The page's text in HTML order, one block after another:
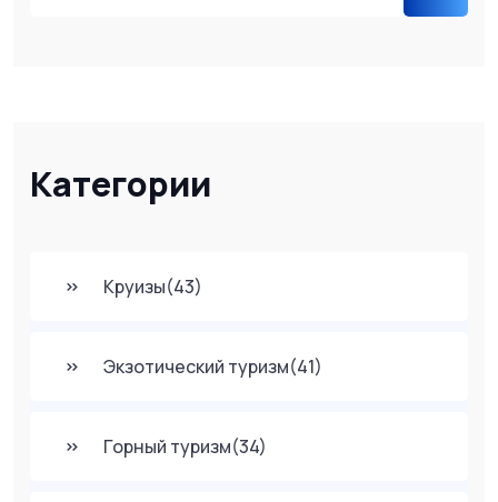
Категории
Круизы(43)
Экзотический туризм(41)
Горный туризм(34)